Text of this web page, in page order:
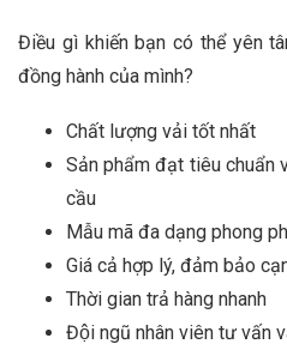
Điều gì khiến bạn có thể yên
đồng hành của mình?
Chất lượng vải tốt nhất
Sản phẩm đạt tiêu chuẩn
cầu
Mẫu mã đa dạng phong
Giá cả hợp lý, đảm bảo
Thời gian trả hàng nhanh
Đội ngũ nhân viên tư vấn